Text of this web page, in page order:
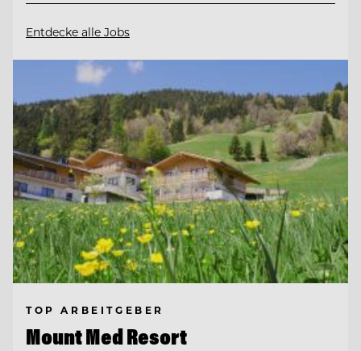
Entdecke alle Jobs
TOP ARBEITGEBER
Mount Med Resort